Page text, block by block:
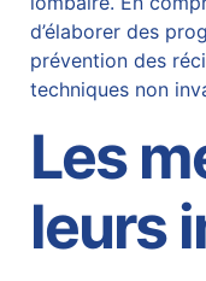
d’élaborer des
prévention des
techniques non
Les
leurs